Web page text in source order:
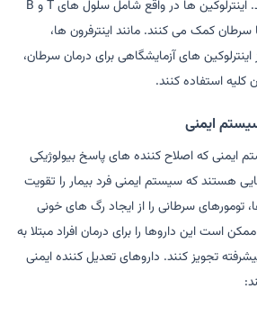
بیمار، افزایش می دهد. اینترلوکین ها در واقع شامل سلول های T و B
سرطان کمک می کنند. مانند اینترفرون ها،
های آزمایشگاهی برای درمان سرطان،
کلیه استفاده کنند.
ایمنی
ایمنی که اصلاح کننده های پاسخ بیولوژیکی
هستند که سیستم ایمنی فرد بیمار را تقویت
تومورهای سرطانی را از ایجاد رگ های خونی
است این داروها را برای درمان افراد مبتلا به
تجویز کنند. داروهای تعدیل کننده ایمنی